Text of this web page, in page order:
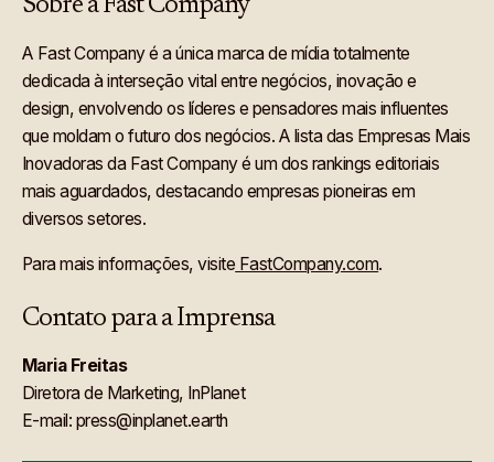
Sobre a Fast Company
A Fast Company é a única marca de mídia totalmente
dedicada à interseção vital entre negócios, inovação e
design, envolvendo os líderes e pensadores mais influentes
que moldam o futuro dos negócios. A lista das Empresas Mais
Inovadoras da Fast Company é um dos rankings editoriais
mais aguardados, destacando empresas pioneiras em
diversos setores.
Para mais informações, visite FastCompany.com.
Contato para a Imprensa
Maria Freitas
Diretora de Marketing, InPlanet
E-mail: press@inplanet.earth